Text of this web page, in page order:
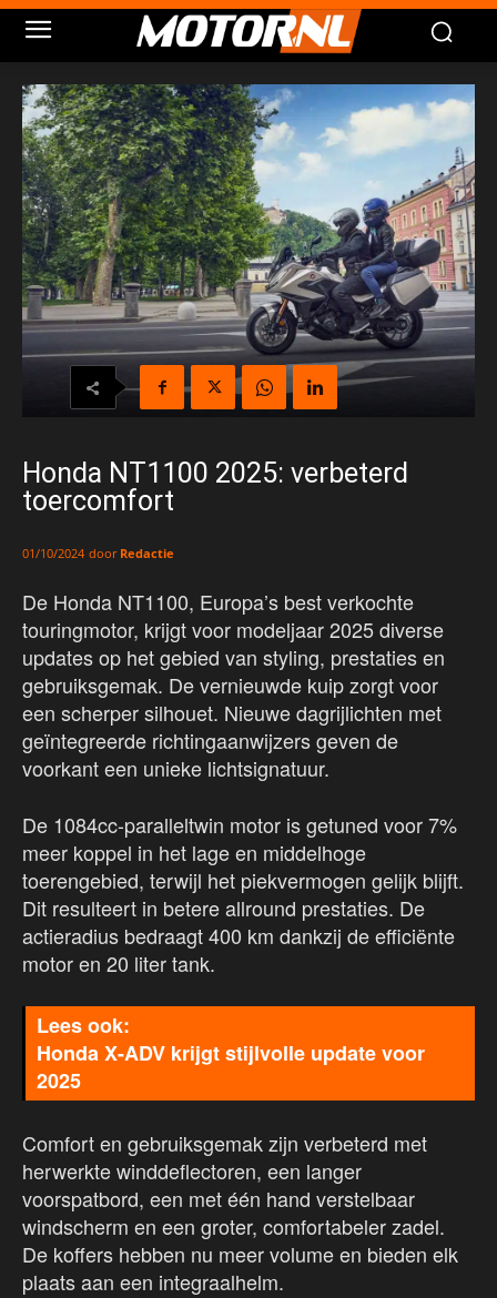
Honda NT1100 2025: verbeterd
toercomfort
01/10/2024 door Redactie
De Honda NT1100, Europa’s best verkochte
touringmotor, krijgt voor modeljaar 2025 diverse
updates op het gebied van styling, prestaties en
gebruiksgemak. De vernieuwde kuip zorgt voor
een scherper silhouet. Nieuwe dagrijlichten met
geïntegreerde richtingaanwijzers geven de
voorkant een unieke lichtsignatuur.
De 1084cc-paralleltwin motor is getuned voor 7%
meer koppel in het lage en middelhoge
toerengebied, terwijl het piekvermogen gelijk blijft.
Dit resulteert in betere allround prestaties. De
actieradius bedraagt 400 km dankzij de efficiënte
motor en 20 liter tank.
Honda X-ADV krijgt stijlvolle update voor
2025
Comfort en gebruiksgemak zijn verbeterd met
herwerkte winddeflectoren, een langer
voorspatbord, een met één hand verstelbaar
windscherm en een groter, comfortabeler zadel.
De koffers hebben nu meer volume en bieden elk
plaats aan een integraalhelm.